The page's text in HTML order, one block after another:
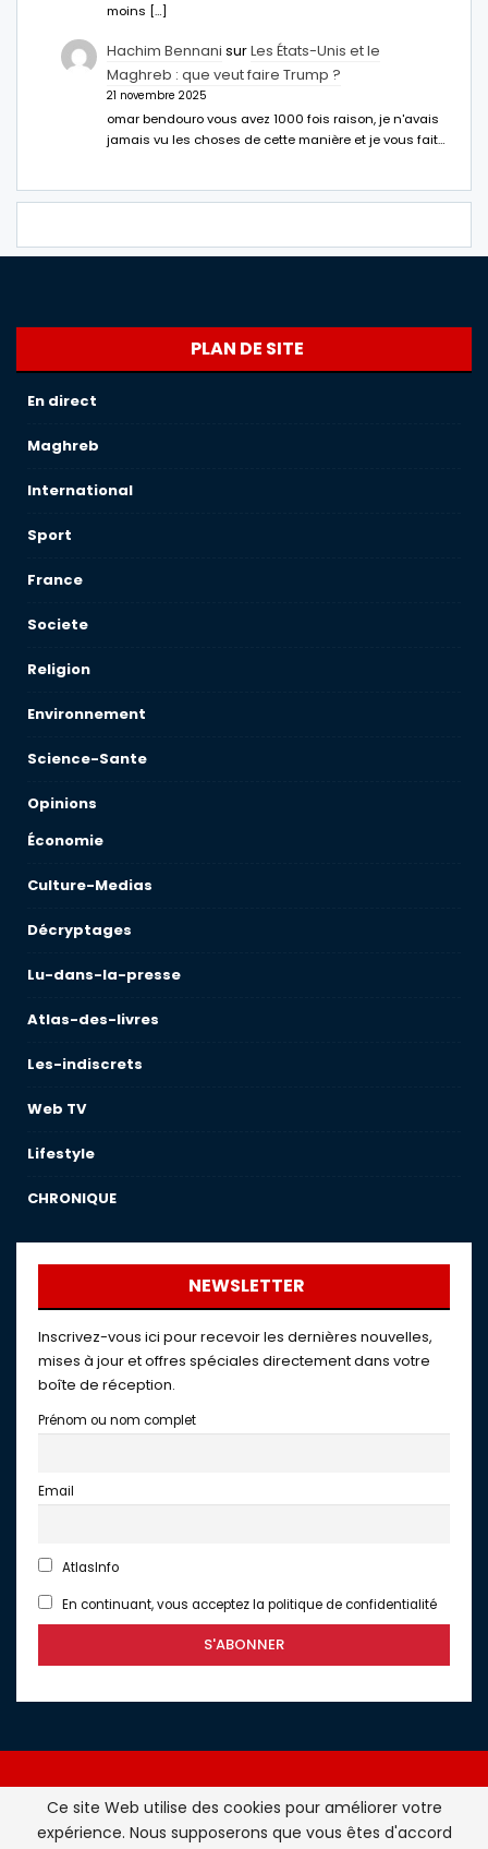
moins […]
Hachim Bennani surLes États-Unis et le
Maghreb : que veut faire Trump ?
21 novembre 2025
omar bendouro vous avez 1000 fois raison, je n'avais
jamais vu les choses de cette manière et je vous fait…
PLAN DE SITE
En direct
Maghreb
International
Sport
France
Societe
Religion
Environnement
Science-Sante
Opinions
Économie
Culture-Medias
Décryptages
Lu-dans-la-presse
Atlas-des-livres
Les-indiscrets
Web TV
Lifestyle
CHRONIQUE
NEWSLETTER
Inscrivez-vous ici pour recevoir les dernières nouvelles,
mises à jour et offres spéciales directement dans votre
boîte de réception.
Prénom ou nom complet
Email
AtlasInfo
En continuant, vous acceptez la politique de confidentialité
Atlasinfo.fr : l'essentiel de l'actualité de la France et du
Ce site Web utilise des cookies pour améliorer votre
expérience. Nous supposerons que vous êtes d'accord